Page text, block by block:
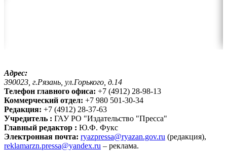
Адрес:
390023, г.Рязань, ул.Горького, д.14
Телефон главного офиса: +7 (4912) 28-98-13
Коммерческий отдел: +7 980 501-30-34
Редакция: +7 (4912) 28-37-63
Учредитель : ГАУ РО "Издательство "Пресса"
Главный редактор : Ю.Ф. Фукс
Электронная почта: ryazpressa@ryazan.gov.ru (редакция),
reklamarzn.pressa@yandex.ru – реклама.